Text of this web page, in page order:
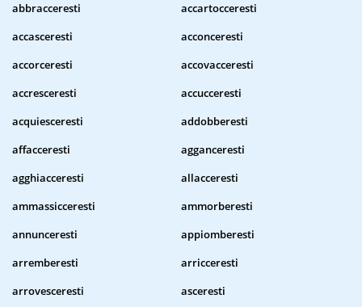
abbracceresti
accartocceresti
accasceresti
acconceresti
accorceresti
accovacceresti
accresceresti
accucceresti
acquiesceresti
addobberesti
affacceresti
agganceresti
agghiacceresti
allacceresti
ammassicceresti
ammorberesti
annunceresti
appiomberesti
arremberesti
arricceresti
arrovesceresti
asceresti